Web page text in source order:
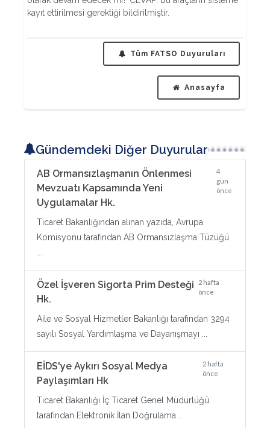
kayıt ettirilmesi gerektiği bildirilmiştir.
Tüm FATSO Duyuruları
Anasayfa
Gündemdeki Diğer Duyurular
AB Ormansızlaşmanın Önlenmesi
Mevzuatı Kapsamında Yeni
Uygulamalar Hk.
4
gün
önce
Ticaret Bakanlığından alınan yazıda, Avrupa
Komisyonu tarafından AB Ormansızlaşma Tüzüğü
Özel İşveren Sigorta Prim Desteği
Hk.
2 hafta
önce
Aile ve Sosyal Hizmetler Bakanlığı tarafından 3294
sayılı Sosyal Yardımlaşma ve Dayanışmayı ...
EİDS'ye Aykırı Sosyal Medya
Paylaşımları Hk
2 hafta
önce
Ticaret Bakanlığı İç Ticaret Genel Müdürlüğü
tarafından Elektronik İlan Doğrulama ...